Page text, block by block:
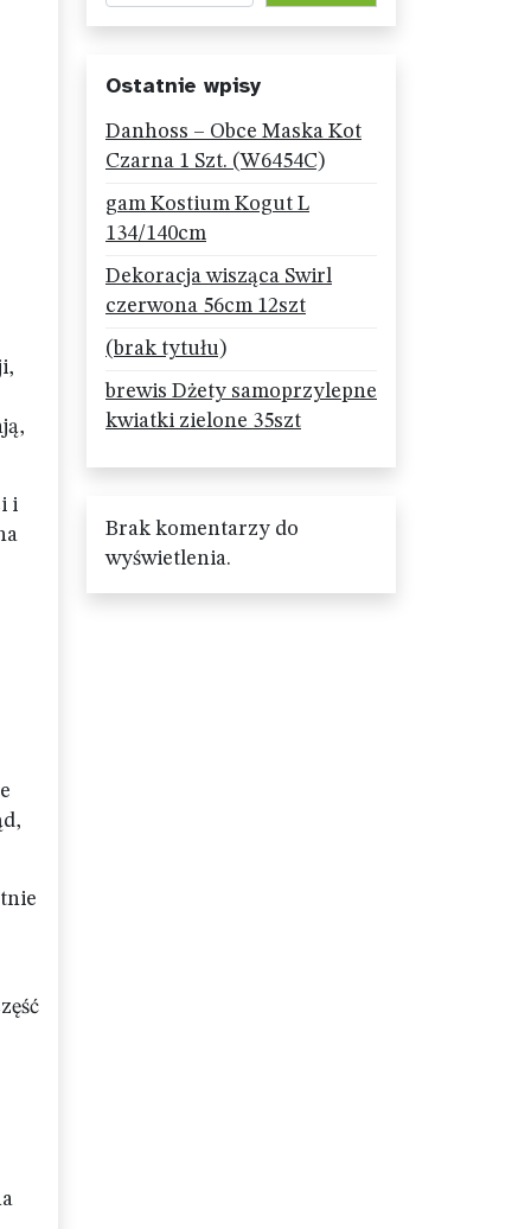
i
Ostatnie wpisy
Danhoss – Obce Maska Kot
Czarna 1 Szt. (W6454C)
gam Kostium Kogut L
134/140cm
Dekoracja wisząca Swirl
czerwona 56cm 12szt
(brak tytułu)
brewis Dżety samoprzylepne
kwiatki zielone 35szt
Brak komentarzy do
wyświetlenia.